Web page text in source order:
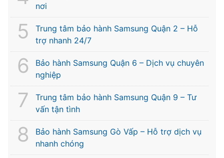
nơi
Trung tâm bảo hành Samsung Quận 2 – Hỗ
trợ nhanh 24/7
Bảo hành Samsung Quận 6 – Dịch vụ chuyên
nghiệp
Trung tâm bảo hành Samsung Quận 9 – Tư
vấn tận tình
Bảo hành Samsung Gò Vấp – Hỗ trợ dịch vụ
nhanh chóng